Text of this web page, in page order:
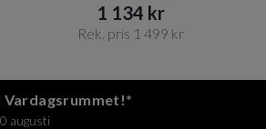
1 134 kr​​
Rek. pris 1 499 kr​​
augusti